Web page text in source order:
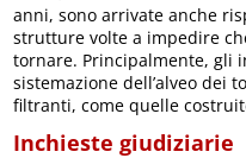
anni, sono arrivate anche
strutture volte a impedire
tornare. Principalmente, gli
sistemazione dell’alveo dei
filtranti, come quelle
Inchieste giudiziarie